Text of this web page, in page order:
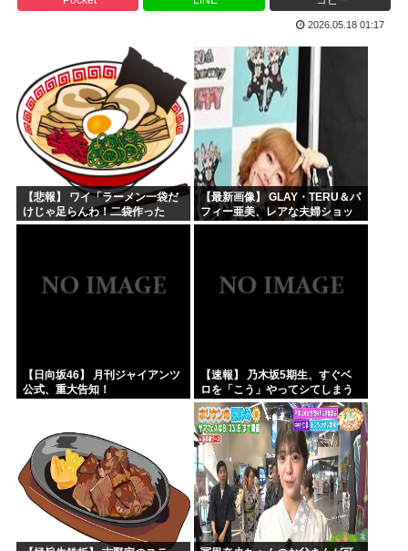
ぺこぱ松蔭寺「みんな右とか左とか拘りすぎ。思想関係なく応...
ワイ、男版ヤニねこやけど
【画像】週刊少年ジャンプ、「ロクのおかしな家」とかいう微...
菅直人元総理、再評価されるwww
【正論】中国政府「日本は原爆の被害者面を辞め、原爆が落と...
拷問官「ヤニネコのキャラで抜け」
2026.05.18 01:17
【悲報】 ワイ「ラーメン一袋だ
けじゃ足らんわ！二袋作った
ろ！」→結果ｗｗｗ
【最新画像】 GLAY・TERU＆パ
フィー亜美、レアな夫婦ショッ
トを公開してしまう！
【日向坂46】 月刊ジャイアンツ
公式、重大告知！
【速報】 乃木坂5期生、すぐベ
ロを「こう」やってシてしまう
ｗｗｗｗｗｗ